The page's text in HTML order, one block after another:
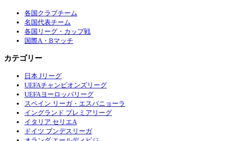
各国クラブチーム
名国代表チーム
各国リーグ・カップ戦
国際A・Bマッチ
カテゴリー
日本 Jリーグ
UEFAチャンピオンズリーグ
UEFAヨーロッパリーグ
スペイン リーガ・エスパニョーラ
イングランド プレミアリーグ
イタリア セリエA
ドイツ ブンデスリーガ